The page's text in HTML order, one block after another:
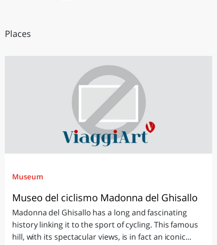
Places
Museum
Museo del ciclismo Madonna del Ghisallo
Madonna del Ghisallo has a long and fascinating
history linking it to the sport of cycling. This famous
hill, with its spectacular views, is in fact an iconic...